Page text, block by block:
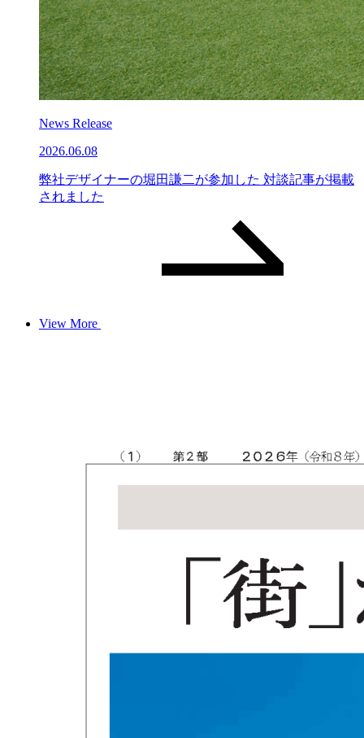
News Release
2026.06.08
弊社デザイナーの堀田謙二が参加した 対談記事が掲載
されました
View More